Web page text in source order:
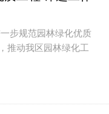
步规范园林绿化优质
推动我区园林绿化工